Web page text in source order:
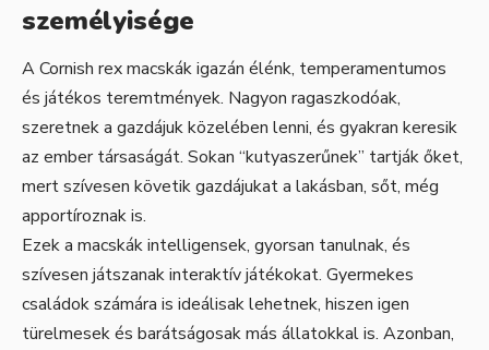
személyisége
A Cornish rex macskák igazán élénk, temperamentumos
és játékos teremtmények. Nagyon ragaszkodóak,
szeretnek a gazdájuk közelében lenni, és gyakran keresik
az ember társaságát. Sokan “kutyaszerűnek” tartják őket,
mert szívesen követik gazdájukat a lakásban, sőt, még
apportíroznak is.
Ezek a macskák intelligensek, gyorsan tanulnak, és
szívesen játszanak interaktív játékokat. Gyermekes
családok számára is ideálisak lehetnek, hiszen igen
türelmesek és barátságosak más állatokkal is. Azonban,